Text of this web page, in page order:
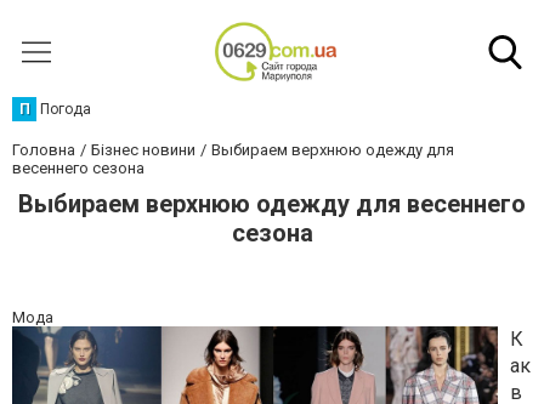
П Погода
Головна Бізнес новини
Выбираем верхнюю одежду для
весеннего сезона
Выбираем верхнюю одежду для весеннего
сезона
Мода
К
ак
в